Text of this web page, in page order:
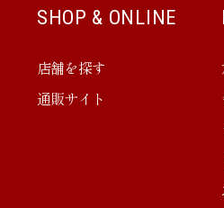
SHOP & ONLINE
店舗を探す
通販サイト